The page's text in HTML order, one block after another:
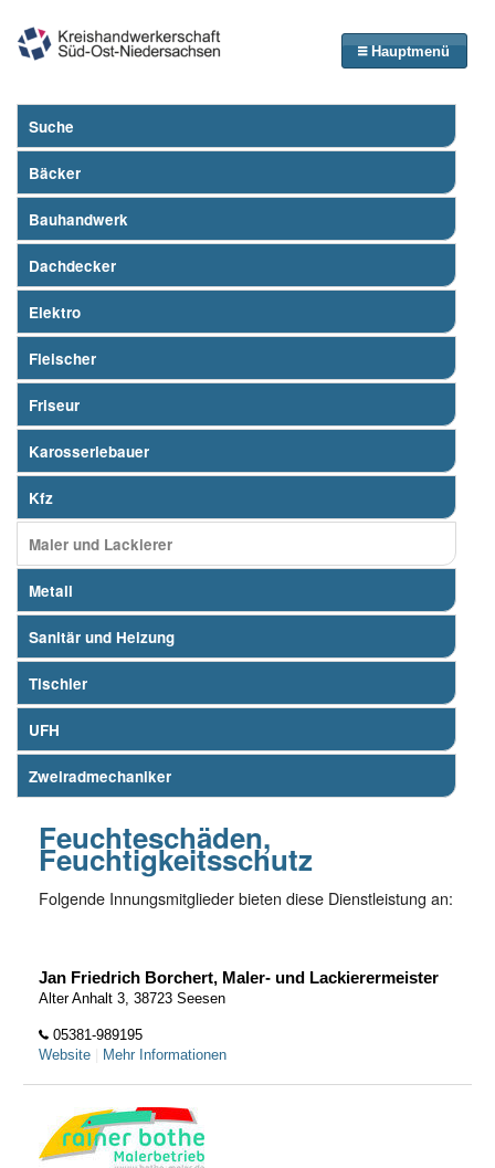
Hauptmenü
Suche
Bäcker
Bauhandwerk
Dachdecker
Elektro
Fleischer
Friseur
Karosseriebauer
Kfz
Maler und Lackierer
Metall
Sanitär und Heizung
Tischler
UFH
Zweiradmechaniker
Feuchteschäden,
Feuchtigkeitsschutz
Folgende Innungsmitglieder bieten diese Dienstleistung an:
Jan Friedrich Borchert, Maler- und Lackierermeister
Alter Anhalt 3, 38723 Seesen
05381-989195
Website
Mehr Informationen